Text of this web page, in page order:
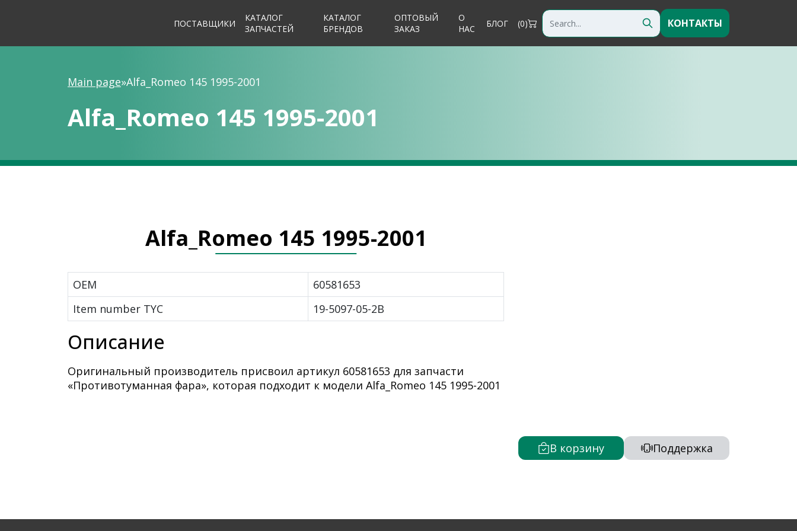
ПОСТАВЩИКИ
КАТАЛОГ
ЗАПЧАСТЕЙ
КАТАЛОГ
БРЕНДОВ
ОПТОВЫЙ
ЗАКАЗ
О
НАС
БЛОГ (0) КОНТАКТЫ
Main page»Alfa_Romeo 145 1995-2001
Alfa_Romeo 145 1995-2001
В корзину Поддержка
Alfa_Romeo 145 1995-2001
OEM
60581653
Item number TYC
19-5097-05-2B
Описание
Оригинальный производитель присвоил артикул 60581653 для запчасти
«Противотуманная фара», которая подходит к модели Alfa_Romeo 145 1995-2001